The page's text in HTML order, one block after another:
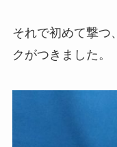
それで初めて撃つ
クがつきました。